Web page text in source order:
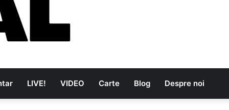
LIVE! VIDEO Carte Blog Despre noi